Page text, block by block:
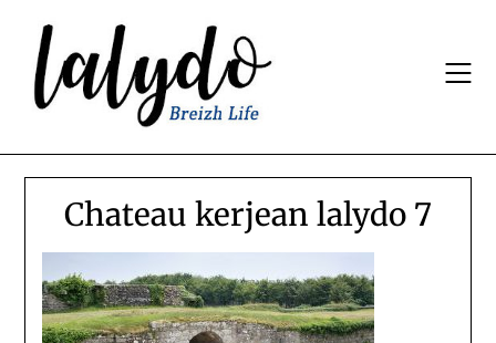
content
Chateau kerjean lalydo 7